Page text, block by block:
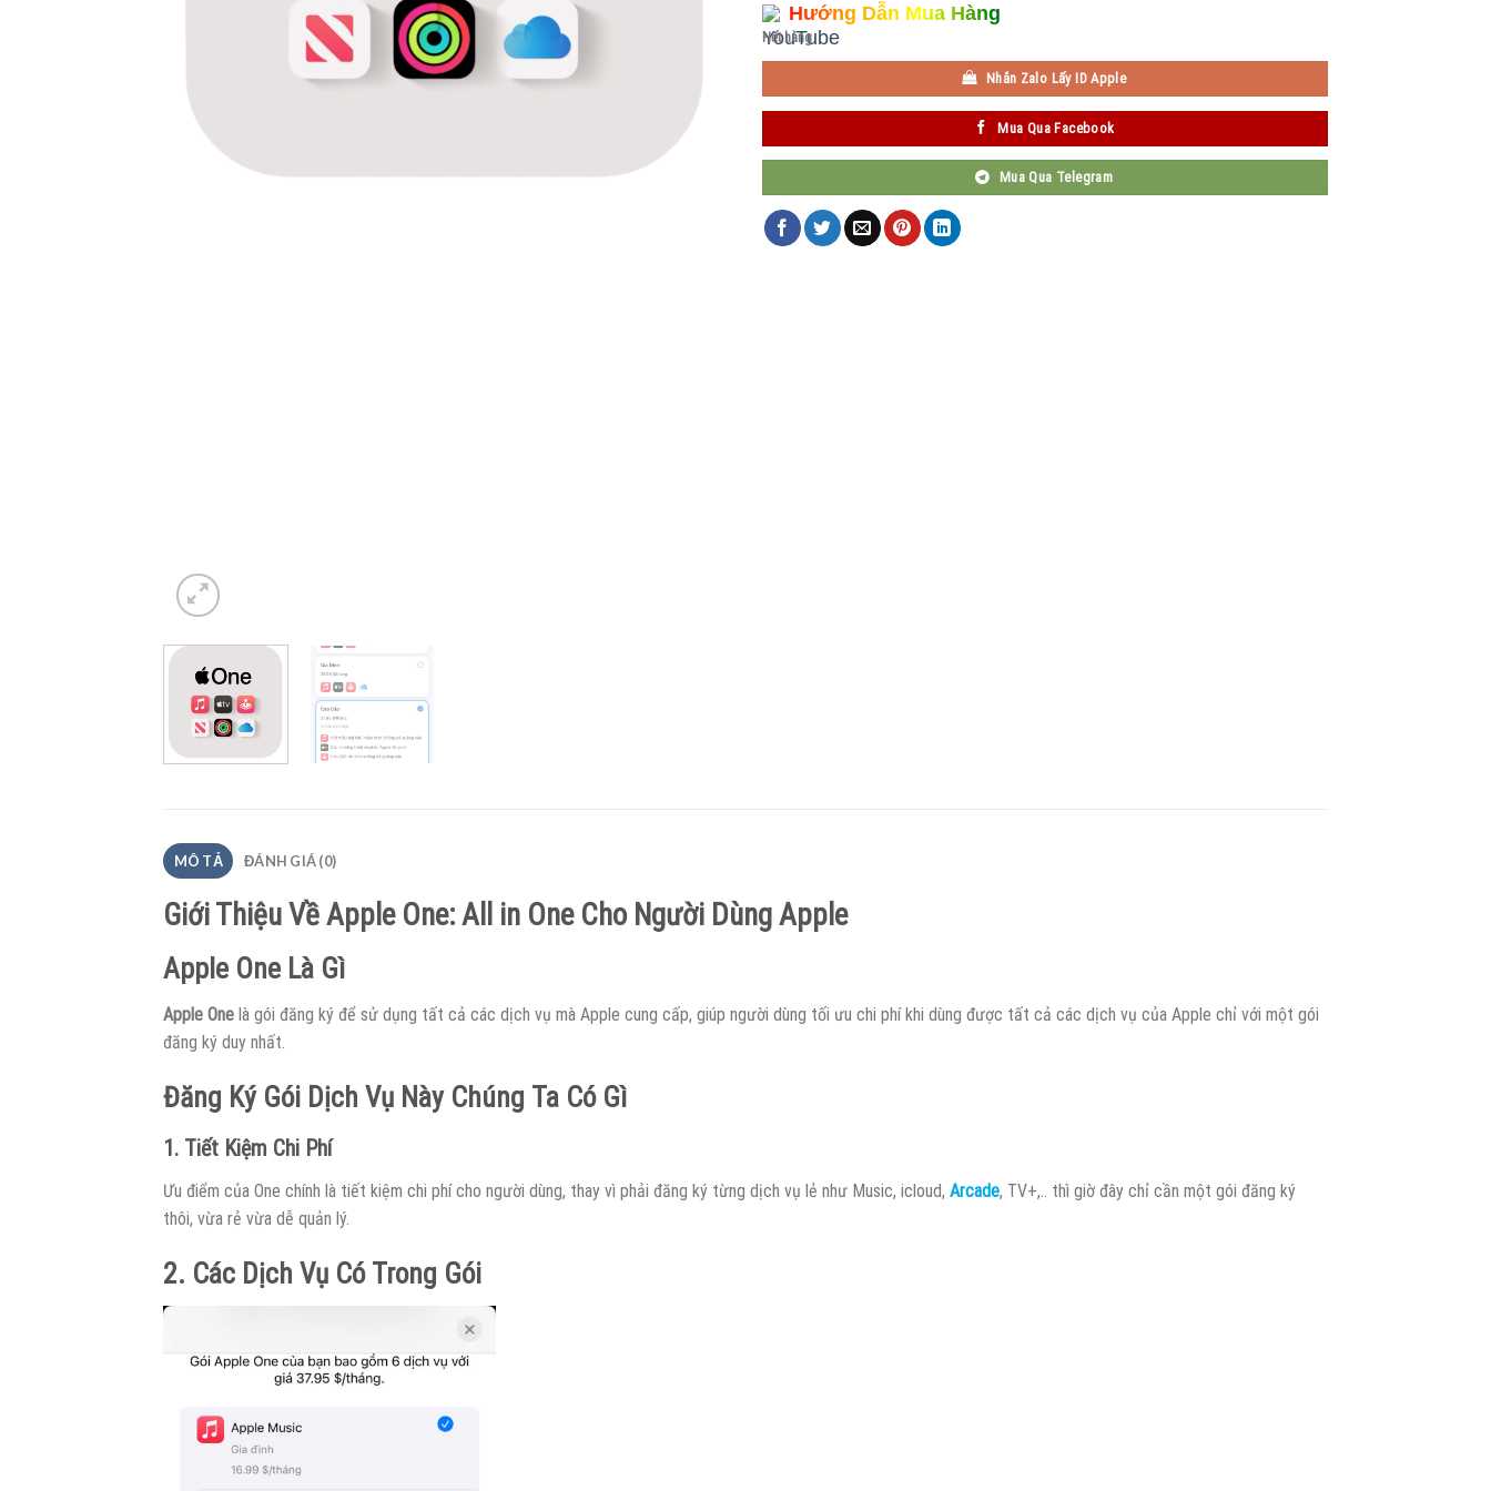
Hướng Dẫn Mua Hàng
Hết hàng
Nhắn Zalo Lấy ID Apple
Mua Qua Facebook
Mua Qua Telegram
MÔ TẢ ĐÁNH GIÁ (0)
Giới Thiệu Về Apple One: All in One Cho Người Dùng Apple
Apple One Là Gì
Apple One là gói đăng ký để sử dụng tất cả các dịch vụ mà Apple cung cấp, giúp người dùng tối ưu chi phí khi dùng được tất cả các dịch vụ của Apple chỉ với một gói
đăng ký duy nhất.
Đăng Ký Gói Dịch Vụ Này Chúng Ta Có Gì
1. Tiết Kiệm Chi Phí
Ưu điểm của One chính là tiết kiệm chi phí cho người dùng, thay vì phải đăng ký từng dịch vụ lẻ như Music, icloud, Arcade, TV+,.. thì giờ đây chỉ cần một gói đăng ký
thôi, vừa rẻ vừa dễ quản lý.
2. Các Dịch Vụ Có Trong Gói